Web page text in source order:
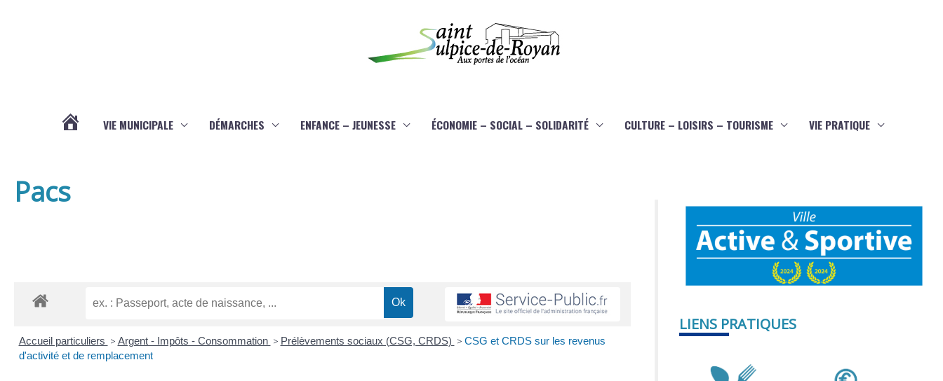
VIE MUNICIPALE DÉMARCHES ENFANCE – JEUNESSE ÉCONOMIE – SOCIAL – SOLIDARITÉ CULTURE – LOISIRS – TOURISME VIE PRATIQUE
Pacs
Accueil particuliers > Argent - Impôts - Consommation > Prélèvements sociaux (CSG, CRDS) > CSG et CRDS sur les revenus
d'activité et de remplacement
LIENS PRATIQUES